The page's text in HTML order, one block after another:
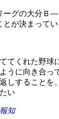
ーグの大分Ｂ
が決まってい
てくれた野球
うに向き合っ
しすることを
い
知